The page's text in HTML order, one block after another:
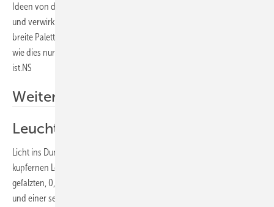
Ideen von der ersten Skizze bis zum fertigen Meisterstück umgesetzt
und verwirklicht haben. Die zwölf Exponate umfassten wieder eine
breite Palette von kunsthandwerklichen Arbeiten – allesamt Unikate,
wie dies nur an wenigen Meisterschulen Deutschlands noch möglich
ist.NS
Weitere Informationen
Leuchtturm aus Kupfer
Licht ins Dunkel bringt Sascha Betzler aus Stuttgart mit seinem
kupfernen Leuchtturm. Der Turmschaft besteht aus sechs nach innen
gefalzten, 0,7 mm starken Segmenten, die punktweise verlötet sind
und einer sechseckigen Bodenplatte. Am oberen Ende des Schaftes